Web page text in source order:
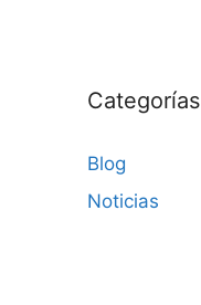
Categorías
Blog
Noticias